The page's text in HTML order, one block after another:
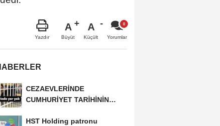
Yazdır
A
Büyüt
A
Küçült Yorumlar
CEZAEVLERİNDE
CUMHURİYET TARİHİNİN
KİŞİ...
HST Holding patronu